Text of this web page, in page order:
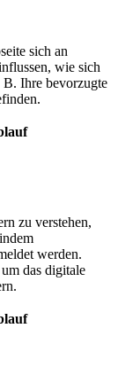
sich an
wie sich
B. Ihre bevorzugte
zu verstehen,
werden.
das digitale